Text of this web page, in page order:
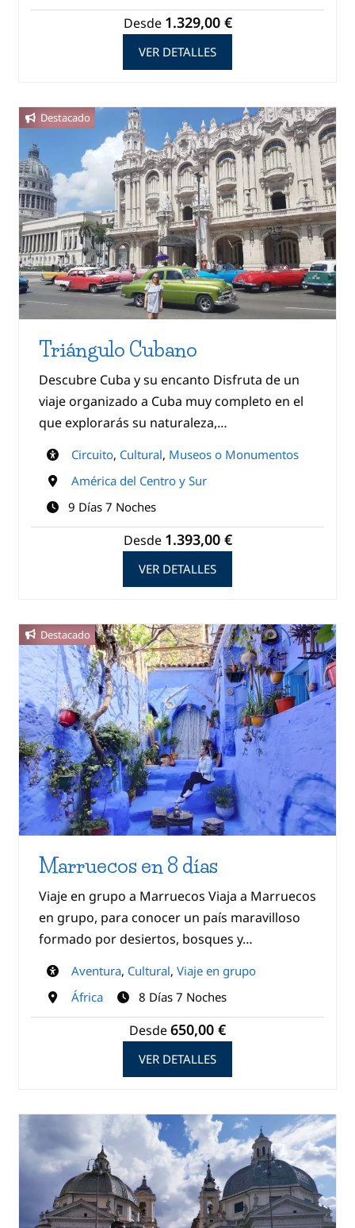
Desde 1.329,00 €
VER DETALLES
Destacado
Triángulo Cubano
Descubre Cuba y su encanto Disfruta de un
viaje organizado a Cuba muy completo en el
que explorarás su naturaleza,…
Circuito, Cultural, Museos o Monumentos
América del Centro y Sur
9 Días 7 Noches
Desde 1.393,00 €
VER DETALLES
Destacado
Marruecos en 8 días
Viaje en grupo a Marruecos Viaja a Marruecos
en grupo, para conocer un país maravilloso
formado por desiertos, bosques y…
Aventura, Cultural, Viaje en grupo
África
8 Días 7 Noches
Desde650,00 €
VER DETALLES